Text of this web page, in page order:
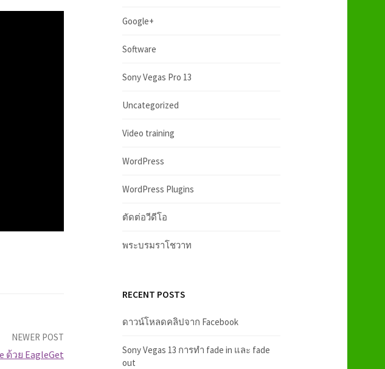
NEWER POST
ด้วย EagleGet
Google+
Software
Sony Vegas Pro 13
Uncategorized
Video training
WordPress
WordPress Plugins
ตัดต่อวีดีโอ
พระบรมราโชวาท
RECENT POSTS
ดาวน์โหลดคลิปจาก Facebook
Sony Vegas 13 การทำ fade in และ fade
out